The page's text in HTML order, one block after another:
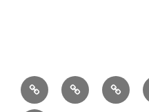
AttualitàCronacaPolitica